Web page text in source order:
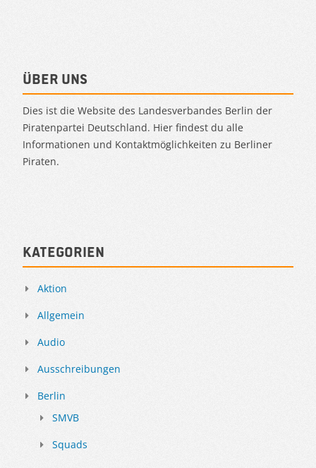
Über uns
Dies ist die Website des Landesverbandes Berlin der
Piratenpartei Deutschland. Hier findest du alle
Informationen und Kontaktmöglichkeiten zu Berliner
Piraten.
Kategorien
Aktion
Allgemein
Audio
Ausschreibungen
Berlin
SMVB
Squads